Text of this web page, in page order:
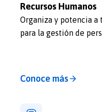
Recursos Humanos
Organiza y potencia
para la gestión de
Conoce más